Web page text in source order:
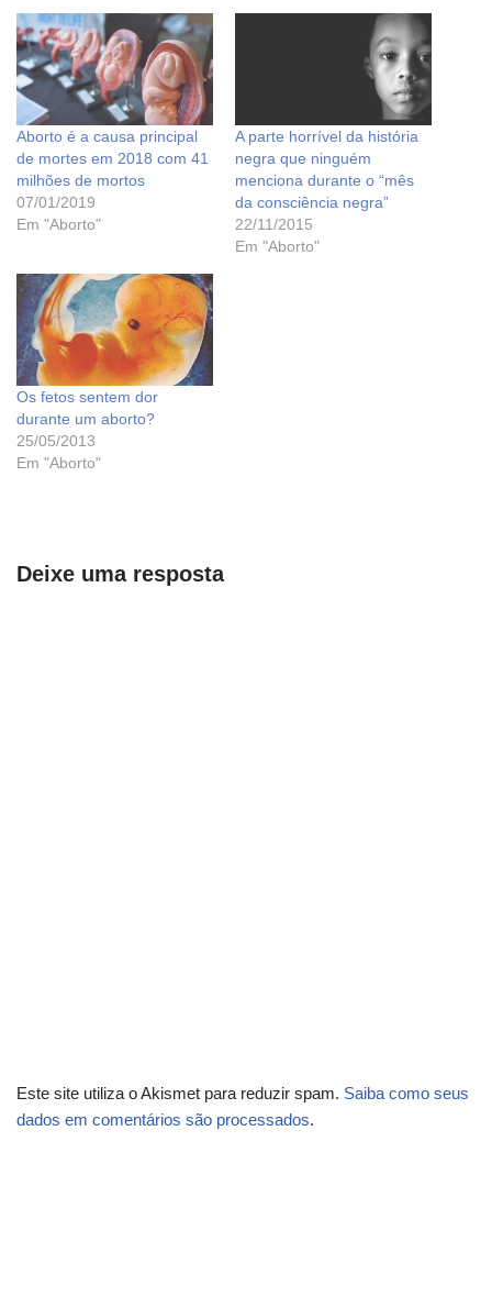
Aborto é a causa principal
de mortes em 2018 com 41
milhões de mortos
07/01/2019
Em "Aborto"
A parte horrível da história
negra que ninguém
menciona durante o “mês
da consciência negra”
22/11/2015
Em "Aborto"
Os fetos sentem dor
durante um aborto?
25/05/2013
Em "Aborto"
Deixe uma resposta
Este site utiliza o Akismet para reduzir spam. Saiba como seus
dados em comentários são processados.